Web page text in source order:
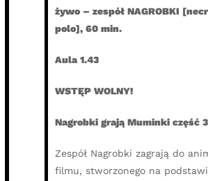
żywo – zespół NAGROBKI
polo], 60 min.
Aula 1.43
WSTĘP WOLNY!
Nagrobki grają Muminki część 3
Zespół Nagrobki zagrają do
filmu, stworzonego na